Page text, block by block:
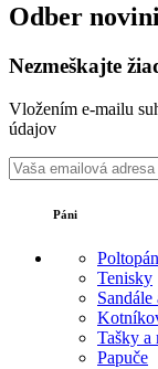
Odber
Nezmeškajte
Vložením e-mailu
údajov
Páni
Tenisky
Tašky a
Papuče